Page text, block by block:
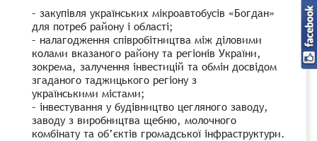
– закупівля українських мікроавтобусів «Богдан»
для потреб району і області;
– налагодження співробітництва між діловими
колами вказаного району та регіонів України,
зокрема, залучення інвестицій та обмін досвідом
згаданого таджицького регіону з
українськими містами;
– інвестування у будівництво цегляного заводу,
заводу з виробництва щебню, молочного
комбінату та об’єктів громадської інфраструктури.